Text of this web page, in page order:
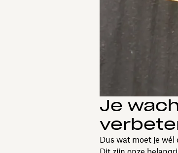
Je
Dus wat moet je